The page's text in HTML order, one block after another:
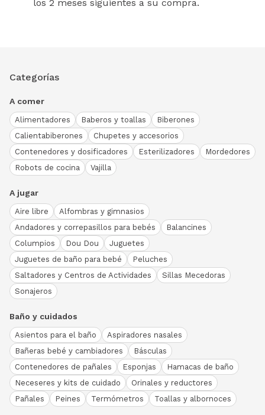
los 2 meses siguientes a su compra.
Categorías
A comer
Alimentadores Baberos y toallas
Biberones
Calientabiberones
Chupetes y accesorios
Contenedores y dosificadores
Esterilizadores
Mordedores
Robots de cocina
Vajilla
A jugar
Aire libre
Alfombras y gimnasios
Andadores y correpasillos para bebés
Balancines
Columpios
Dou Dou
Juguetes
Juguetes de baño para bebé
Peluches
Saltadores y Centros de Actividades
Sillas Mecedoras
Sonajeros
Baño y cuidados
Asientos para el baño
Aspiradores nasales
Bañeras bebé y cambiadores
Básculas
Contenedores de pañales
Esponjas
Hamacas de baño
Neceseres y kits de cuidado
Orinales y reductores
Pañales
Peines Termómetros Toallas y albornoces